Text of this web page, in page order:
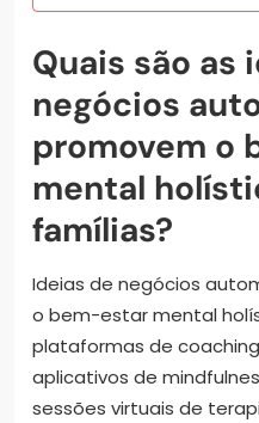
Quais são as
negócios
promovem o
mental
famílias?
Ideias de negócios
o bem-estar mental
plataformas de
aplicativos de
sessões virtuais de